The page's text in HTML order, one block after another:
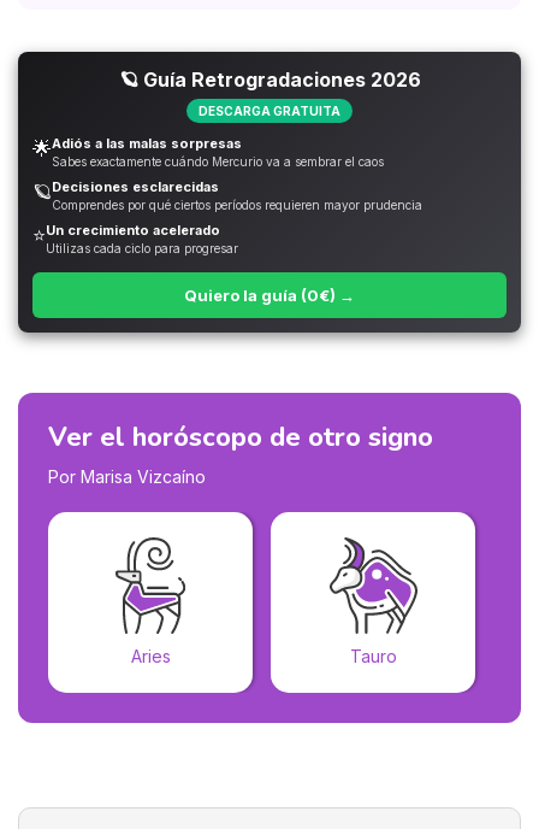
🪐 Guía Retrogradaciones 2026
DESCARGA GRATUITA
🌟Adiós a las malas sorpresas
Sabes exactamente cuándo Mercurio va a sembrar el caos
🪐Decisiones esclarecidas
Comprendes por qué ciertos períodos requieren mayor prudencia
⭐Un crecimiento acelerado
Utilizas cada ciclo para progresar
Quiero la guía (0€) →
Ver el horóscopo de otro signo
Por Marisa Vizcaíno
Aries Tauro